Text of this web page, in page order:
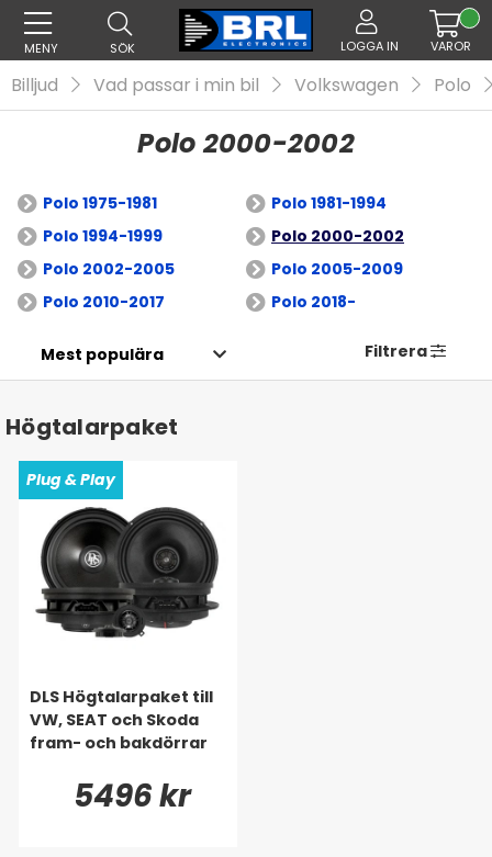
MENY SÖK LOGGA IN VAROR
Billjud Vad passar i min bil Volkswagen Polo
Polo 2000-2002
Polo 1975-1981
Polo 1981-1994
Polo 1994-1999
Polo 2000-2002
Polo 2002-2005
Polo 2005-2009
Polo 2010-2017
Polo 2018-
Filtrera
Högtalarpaket
Plug & Play
DLS Högtalarpaket till
VW, SEAT och Skoda
fram- och bakdörrar
5496 kr